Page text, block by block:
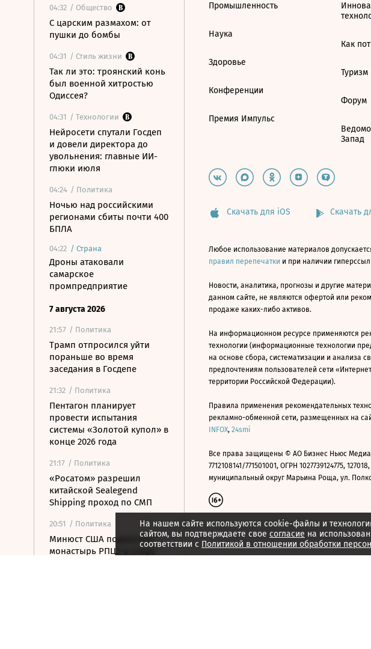
04:32 / Общество
С царским размахом: от
пушки до бомбы
04:31 / Стиль жизни
Так ли это: троянский конь
был военной хитростью
Одиссея?
04:31 / Технологии
Нейросети спутали Госдеп
и довели директора до
увольнения: главные ИИ-
глюки июля
04:24 / Политика
Ночью над российскими
регионами сбиты почти 400
БПЛА
04:22 / Страна
Дроны атаковали
самарское
промпредприятие
7 августа 2026
21:57 / Политика
Трамп отпросился уйти
пораньше во время
заседания в Госдепе
21:32 / Политика
Пентагон планирует
провести испытания
системы «Золотой купол» в
конце 2026 года
21:17 / Политика
«Росатом» разрешил
китайской Sealegend
Shipping проход по СМП
20:51 / Политика
Минюст США поддержал
монастырь РПЦЗ в споре
На нашем сайте используются cookie-файлы и
сайтом, вы подтверждаете свое согласие на
соответствии с Политикой в отношении обработки
Промышленность
Наука
Здоровье
Конференции
Премия Импульс
Как
Туризм
Форум
Запад
Скачать для iOS Скачать
Любое использование материалов
правил перепечатки и при наличии
Новости, аналитика, прогнозы и другие
данном сайте, не являются офертой или
продаже каких-либо активов.
На информационном ресурсе применяются
технологии (информационные технологии
на основе сбора, систематизации и анализа
предпочтениям пользователей сети
территории Российской Федерации).
Правила применения рекомендательных
рекламно-обменной сети, размещенных на
INFOX, 24smi
Все права защищены © АО Бизнес Ньюс
7712108141/771501001, ОГРН 1027739124775,
муниципальный округ Марьина Роща, ул.